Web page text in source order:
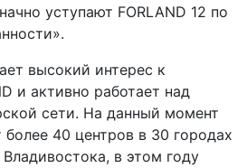
уступают FORLAND 12 по
высокий интерес к
и активно работает над
сети. На данный момент
40 центров в 30 городах
в этом году